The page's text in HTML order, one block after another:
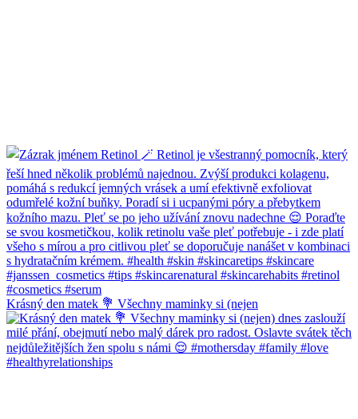
Krásný den matek 💐 Všechny maminky si (nejen